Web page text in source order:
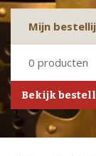
Mijn
0 producten
Bekijk